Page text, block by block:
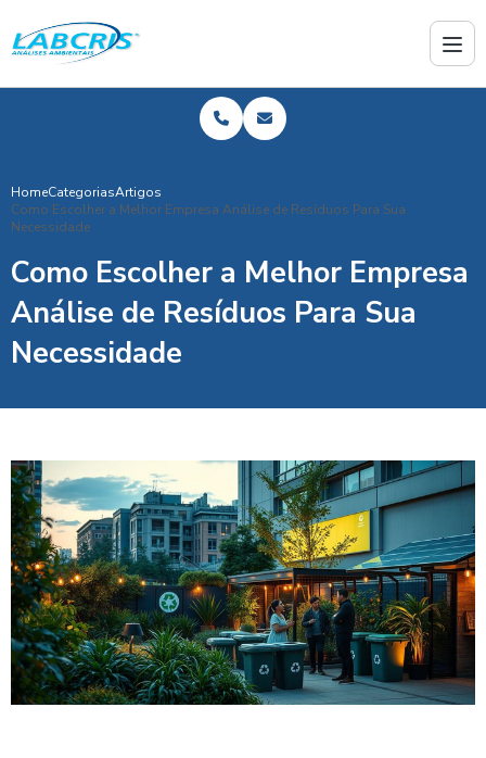
HomeCategoriasArtigos
Como Escolher a Melhor Empresa Análise de Resíduos Para Sua
Necessidade
Como Escolher a Melhor Empresa
Análise de Resíduos Para Sua
Necessidade